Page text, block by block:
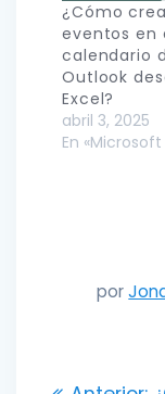
¿Cómo
eventos en
calendario
Outlook
Excel?
abril 3, 2025
En «Microsoft
por